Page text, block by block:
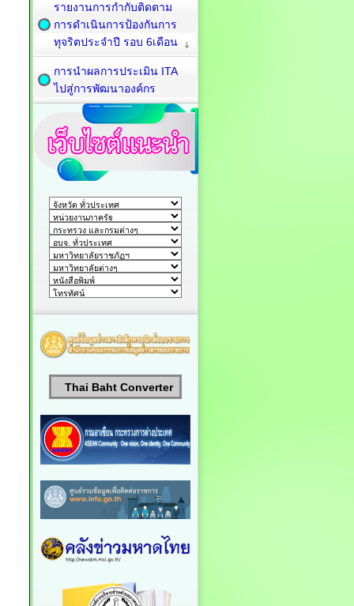
รายงานการกำกับติดตาม
การดำเนินการป้องกันการ
ทุจริตประจำปี รอบ 6เดือน
การนำผลการประเมิน ITA
ไปสู่การพัฒนาองค์กร
Thai Baht Converter